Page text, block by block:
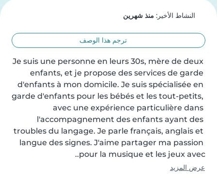
النشاط الأخير: منذ شهرين
ترجم هذا الوصف
Je suis une personne en leurs 30s, mère de deux
enfants, et je propose des services de garde
d'enfants à mon domicile. Je suis spécialisée en
garde d'enfants pour les bébés et les tout-petits,
avec une expérience particulière dans
l'accompagnement des enfants ayant des
troubles du langage. Je parle français, anglais et
langue des signes. J'aime partager ma passion
pour la musique et les jeux avec..
عرض المزيد